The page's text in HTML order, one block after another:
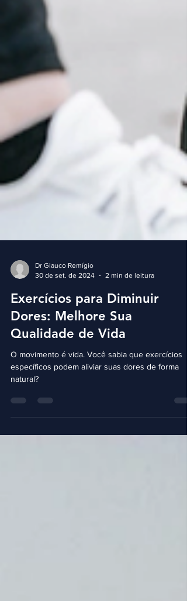
Dr Glauco Remígio
30 de set. de 2024
2 min de leitura
Exercícios para Diminuir
Dores: Melhore Sua
Qualidade de Vida
específicos podem aliviar suas dores de forma